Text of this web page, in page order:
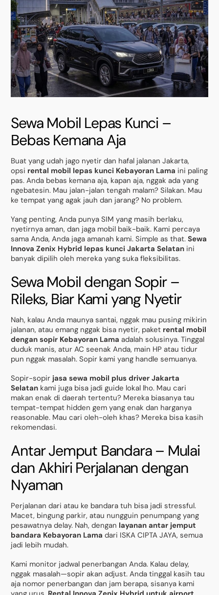
Sewa Mobil Lepas Kunci –
Bebas Kemana Aja
Buat yang udah jago nyetir dan hafal jalanan Jakarta,
opsi rental mobil lepas kunci Kebayoran Lama ini paling
pas. Anda bebas kemana aja, kapan aja, nggak ada yang
ngebatesin. Mau jalan-jalan tengah malam? Silakan. Mau
ke tempat yang agak jauh dan jarang? No problem.
Yang penting, Anda punya SIM yang masih berlaku,
nyetirnya aman, dan jaga mobil baik-baik. Kami percaya
sama Anda, Anda jaga amanah kami. Simple as that.Sewa
Innova Zenix Hybrid lepas kunci Jakarta Selatan ini
banyak dipilih oleh mereka yang suka fleksibilitas.
Sewa Mobil dengan Sopir –
Rileks, Biar Kami yang Nyetir
Nah, kalau Anda maunya santai, nggak mau pusing mikirin
jalanan, atau emang nggak bisa nyetir, paket rental mobil
dengan sopir Kebayoran Lama adalah solusinya. Tinggal
duduk manis, atur AC seenak Anda, main HP atau tidur
pun nggak masalah. Sopir kami yang handle semuanya.
Sopir-sopir jasa sewa mobil plus driver Jakarta
Selatan kami juga bisa jadi guide lokal lho. Mau cari
makan enak di daerah tertentu? Mereka biasanya tau
tempat-tempat hidden gem yang enak dan harganya
reasonable. Mau cari oleh-oleh khas? Mereka bisa kasih
rekomendasi.
Antar Jemput Bandara – Mulai
dan Akhiri Perjalanan dengan
Nyaman
Perjalanan dari atau ke bandara tuh bisa jadi stressful.
Macet, bingung parkir, atau nungguin penumpang yang
pesawatnya delay. Nah, dengan layanan antar jemput
bandara Kebayoran Lama dari ISKA CIPTA JAYA, semua
jadi lebih mudah.
Kami monitor jadwal penerbangan Anda. Kalau delay,
nggak masalah—sopir akan adjust. Anda tinggal kasih tau
aja nomor penerbangan dan jam berapa, sisanya kami